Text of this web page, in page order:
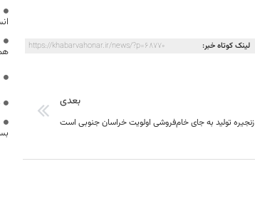
لینک کوتاه خبر: https://khabarvahonar.ir/news/?p=68770
بعدی
زنجیره تولید به جای خام‌فروشی اولویت خراسان جنوبی است